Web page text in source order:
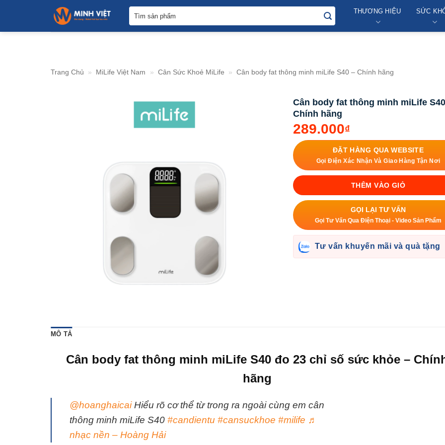
Tìm
kiếm:
THƯƠNG HIỆU SỨC
Trang Chủ » MiLife Việt Nam » Cân Sức Khoẻ MiLife » Cân body fat thông minh miLife S40 – Chính hãng
Cân body fat thông minh miLife
Chính hãng
289.000₫
ĐẶT HÀNG QUA WEBSITE
Gọi Điện Xác Nhận Và Giao Hàng Tận Nơi
THÊM VÀO GIỎ
Tư vấn khuyến mãi và quà tặng
GỌI LẠI TƯ VẤN
Gọi Tư Vấn Qua Điện Thoại - Video Sản Phẩm
MÔ TẢ
Cân body fat thông minh miLife S40 đo 23 chỉ số sức khỏe –
hãng
@hoanghaicaiHiểu rõ cơ thể từ trong ra ngoài cùng em cân
thông minh miLife S40 #candientu #cansuckhoe #milife ♬
nhạc nền – Hoàng Hải